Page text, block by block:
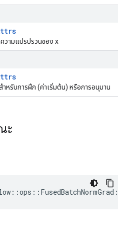
วามแปรปรวนของ x
ำหรับการฝึก (ค่าเริ่มต้น) หรือการอนุมาน
ะ